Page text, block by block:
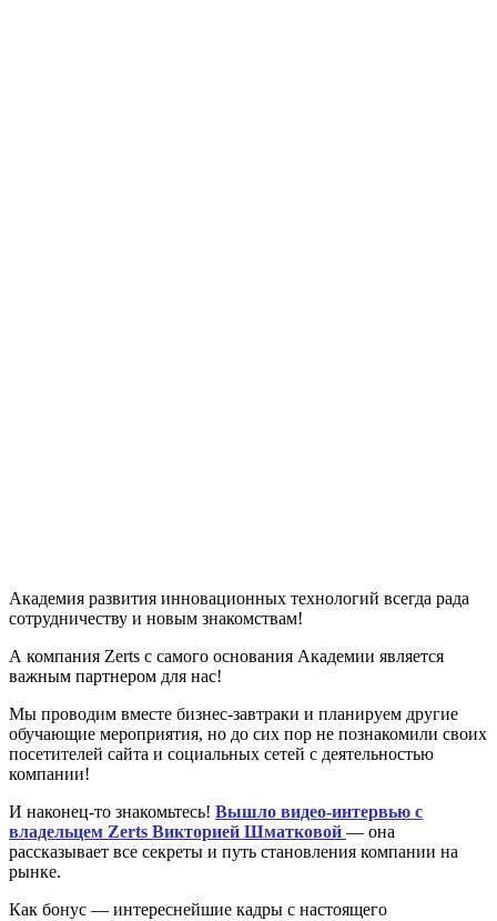
Академия развития инновационных технологий всегда рада
сотрудничеству и новым знакомствам!
А компания Zerts с самого основания Академии является
важным партнером для нас!
Мы проводим вместе бизнес-завтраки и планируем другие
обучающие мероприятия, но до сих пор не познакомили своих
посетителей сайта и социальных сетей с деятельностью
компании!
И наконец-то знакомьтесь! Вышло видео-интервью с
владельцем Zerts Викторией Шматковой — она
рассказывает все секреты и путь становления компании на
рынке.
Как бонус — интереснейшие кадры с настоящего